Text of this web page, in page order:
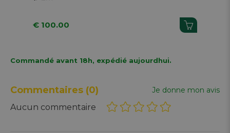
€ 100.00
Commandé avant 18h, expédié aujourdhui.
Commentaires (0) Je donne mon avis
Aucun commentaire